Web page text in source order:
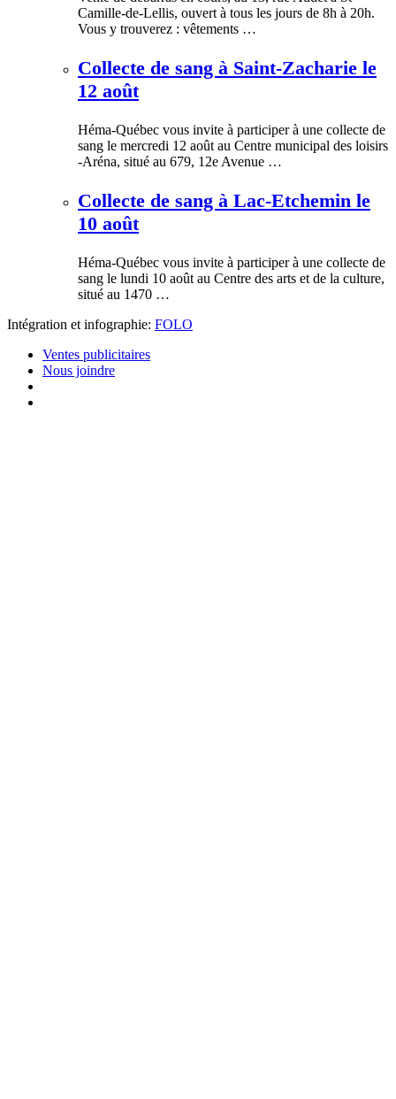
Camille-de-Lellis, ouvert à tous les jours de 8h à 20h.
Vous y trouverez : vêtements …
Collecte de sang à Saint-Zacharie le
12 août
Héma-Québec vous invite à participer à une collecte de
sang le mercredi 12 août au Centre municipal des loisirs
-Aréna, situé au 679, 12e Avenue …
Collecte de sang à Lac-Etchemin le
10 août
Héma-Québec vous invite à participer à une collecte de
sang le lundi 10 août au Centre des arts et de la culture,
situé au 1470 …
Intégration et infographie: FOLO
Ventes publicitaires
Nous joindre